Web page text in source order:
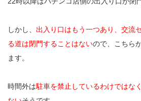
しかし、 出入り口はもう一つあり、交流
る道は閉門することはないので、こちら
ます。
時間外は駐車を禁止しているわけではな